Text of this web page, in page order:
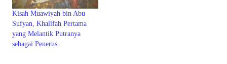
Kisah Muawiyah bin Abu
Sufyan, Khalifah Pertama
yang Melantik Putranya
sebagai Penerus